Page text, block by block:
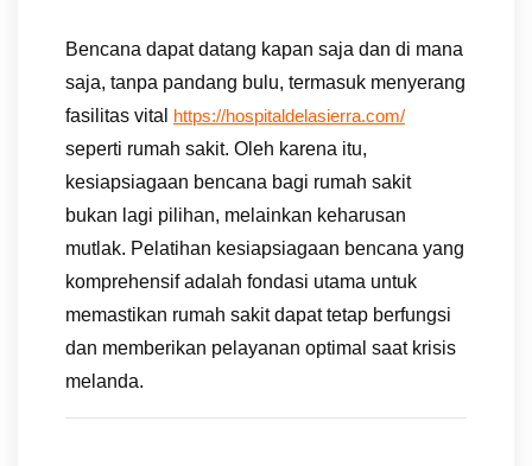
Bencana dapat datang kapan saja dan di mana
saja, tanpa pandang bulu, termasuk menyerang
fasilitas vital
https://hospitaldelasierra.com/
seperti rumah sakit. Oleh karena itu,
kesiapsiagaan bencana bagi rumah sakit
bukan lagi pilihan, melainkan keharusan
mutlak. Pelatihan kesiapsiagaan bencana yang
komprehensif adalah fondasi utama untuk
memastikan rumah sakit dapat tetap berfungsi
dan memberikan pelayanan optimal saat krisis
melanda.